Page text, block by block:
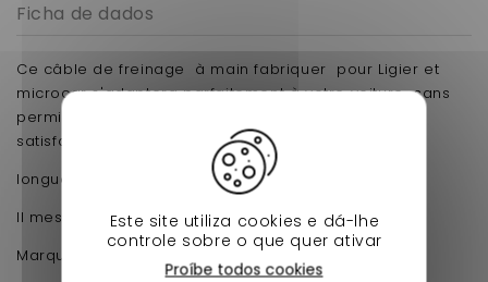
Ficha de dados
Ce câble de freinage à main fabriquer pour Ligier et
microcar s'adaptera parfaitement à votre voiture sans
permis. Sa qualité et son prix casser sauront vous
satisfaire.
longueur gaine 85 cm
Il mesure au total 114 cm
Marque Microcar modele Mgo3 et MGO4 VJRJ82
Este site utiliza cookies e dá-lhe
controle sobre o que quer ativar
Proíbe todos cookies